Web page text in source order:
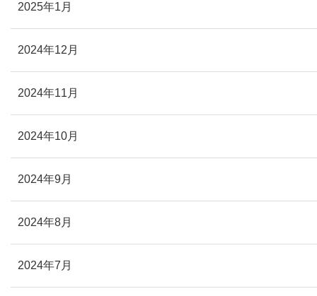
2025年1月
2024年12月
2024年11月
2024年10月
2024年9月
2024年8月
2024年7月